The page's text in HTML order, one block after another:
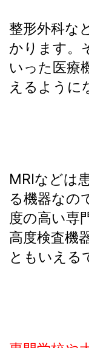
整形外科な
かります。
いった医療
えるように
MRIなどは
る機器なの
度の高い専
高度検査機
ともいえる